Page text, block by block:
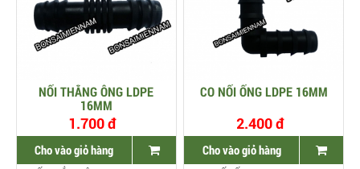
NỐI THẲNG ÔNG LDPE
16MM
1.700 đ
Cho vào giỏ hàng
CO NỐI ỐNG LDPE 16MM
2.400 đ
Cho vào giỏ hàng